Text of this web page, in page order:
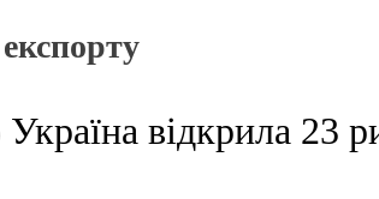
відкрила 23